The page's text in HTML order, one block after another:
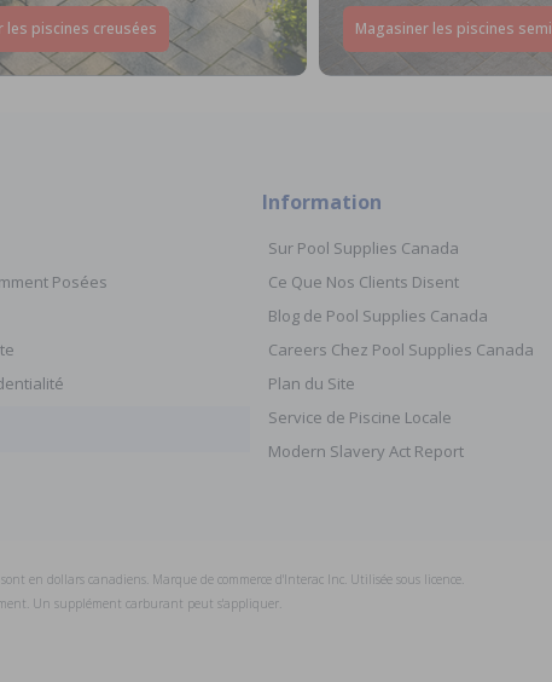
les piscines creusées Magasiner les piscines
Posées
Information
Sur Pool Supplies Canada
Ce Que Nos Clients Disent
Blog de Pool Supplies Canada
Careers Chez Pool Supplies Canada
Plan du Site
Service de Piscine Locale
Modern Slavery Act Report
sont en dollars canadiens. Marque de commerce d'Interac Inc. Utilisée sous licence.
Un supplément carburant peut s'appliquer.